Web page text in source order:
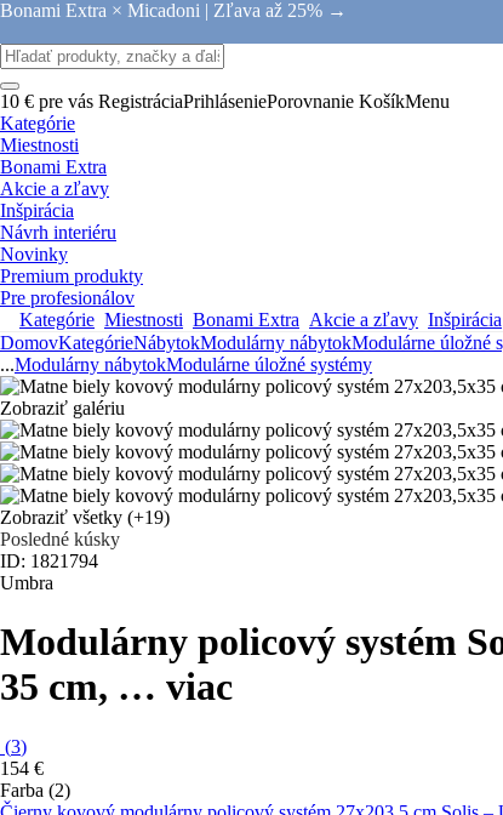
Bonami Extra × Micadoni | Zľava až 25% →
10 € pre vás RegistráciaPrihláseniePorovnanie KošíkMenu
Kategórie
Miestnosti
Bonami Extra
Akcie a zľavy
Inšpirácia
Návrh interiéru
Novinky
Premium produkty
Pre profesionálov
Kategórie Miestnosti Bonami Extra Akcie a zľavy Inšpirácia
DomovKategórieNábytokModulárny nábytokModulárne úložné
...Modulárny nábytokModulárne úložné systémy
Zobraziť galériu
Zobraziť všetky (+19)
Posledné kúsky
ID: 1821794
Umbra
Modulárny policový systém
35 cm, … viac
(3)
154 €
Farba (2)